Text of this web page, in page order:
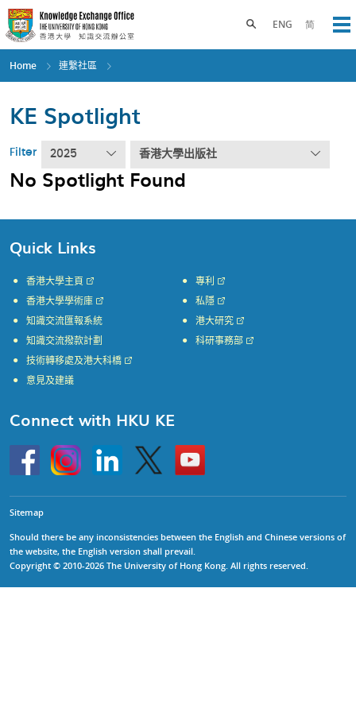
Skip
to
main
content
ENG 简
Toggle search panel
Home 連繫社區
KE Spotlight
Filter 2025 香港大學出版社
No Spotlight Found
Quick Links
香港大學主頁
香港大學學術庫
知識交流匯報系統
知識交流撥款計劃
專利
私隱
港大研究
科研事務部
技術轉移處及港大科橋
意見及建議
Connect with HKU KE
HKU
InstagramLinkedin Twitter
Go
to
HKU
Sitemap
Should there be any inconsistencies between the English and Chinese versions of
the website, the English version shall prevail.
Copyright © 2010-2026 The University of Hong Kong. All rights reserved.